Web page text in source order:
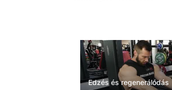
Edzés és regenerálódás